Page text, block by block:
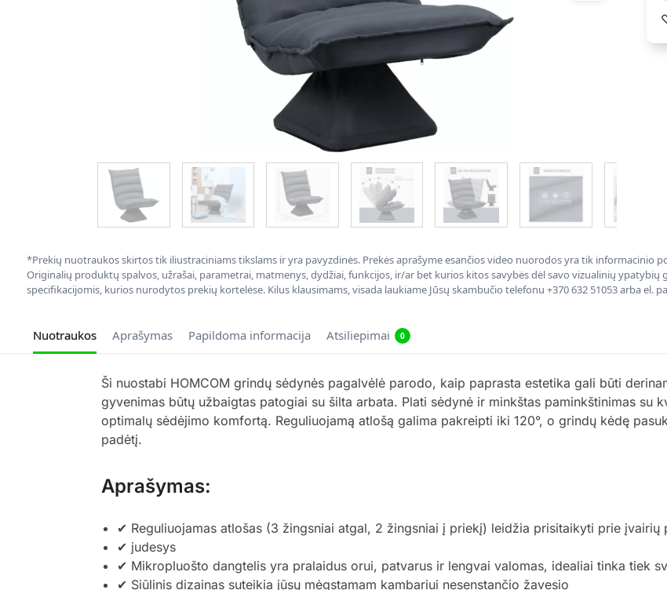
*Prekių nuotraukos skirtos tik iliustraciniams tikslams ir yra pavyzdinės. Prekės aprašyme esančios video nuorodos yra tik informacinio
Originalių produktų spalvos, užrašai, parametrai, matmenys, dydžiai, funkcijos, ir/ar bet kurios kitos savybės dėl savo vizualinių
specifikacijomis, kurios nurodytos prekių kortelėse. Kilus klausimams, visada laukiame Jūsų skambučio telefonu +370 632 51053 arba el.
Nuotraukos Aprašymas Papildoma informacija Atsiliepimai 0
Ši nuostabi HOMCOM grindų sėdynės pagalvėlė parodo, kaip paprasta estetika gali būti
gyvenimas būtų užbaigtas patogiai su šilta arbata. Plati sėdynė ir minkštas paminkštinimas su
optimalų sėdėjimo komfortą. Reguliuojamą atlošą galima pakreipti iki 120°, o grindų kėdę
padėtį.
Aprašymas:
✔ Reguliuojamas atlošas (3 žingsniai atgal, 2 žingsniai į priekį) leidžia prisitaikyti prie įvairių
✔ judesys
✔ Mikropluošto dangtelis yra pralaidus orui, patvarus ir lengvai valomas, idealiai tinka tiek
✔ Siūlinis dizainas suteikia jūsų mėgstamam kambariui nesenstančio žavesio